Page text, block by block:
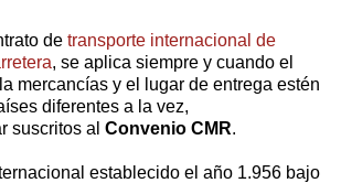
de transporte internacional de
, se aplica siempre y cuando el
mercancías y el lugar de entrega estén
diferentes a la vez,
suscritos al Convenio CMR.
establecido el año 1.956 bajo